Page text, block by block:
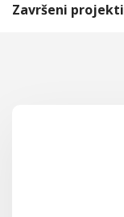
Završeni projekti